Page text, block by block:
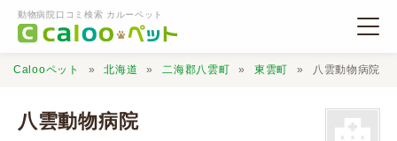
動物病院口コミ検索 カルーペット
Calooペット 北海道 二海郡八雲町 東雲町 八雲動物病院
八雲動物病院